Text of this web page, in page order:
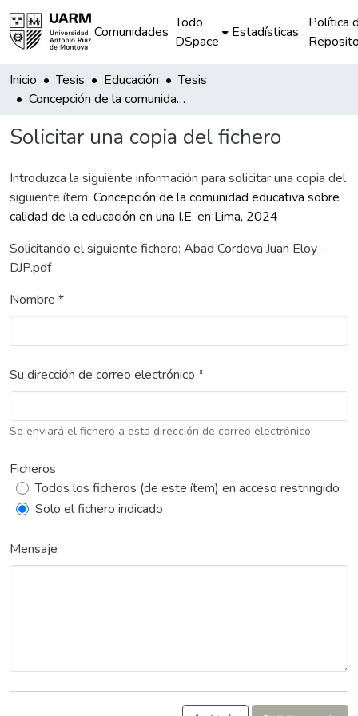
Comunidades
Todo
DSpace
Estadísticas
Política
Inicio Tesis Educación
Tesis
Concepción de la comunidad educativa sobre calidad de la educación en una I.E. en Lima, 2024
Solicitar una copia del fichero
Introduzca la siguiente información para solicitar una copia del
siguiente ítem: Concepción de la comunidad educativa sobre
calidad de la educación en una I.E. en Lima, 2024
Solicitando el siguiente fichero: Abad Cordova Juan Eloy -
DJP.pdf
Nombre *
Su dirección de correo electrónico *
Se enviará el fichero a esta dirección de correo electrónico.
Ficheros
Todos los ficheros (de este ítem) en acceso restringido
Solo el fichero indicado
Mensaje